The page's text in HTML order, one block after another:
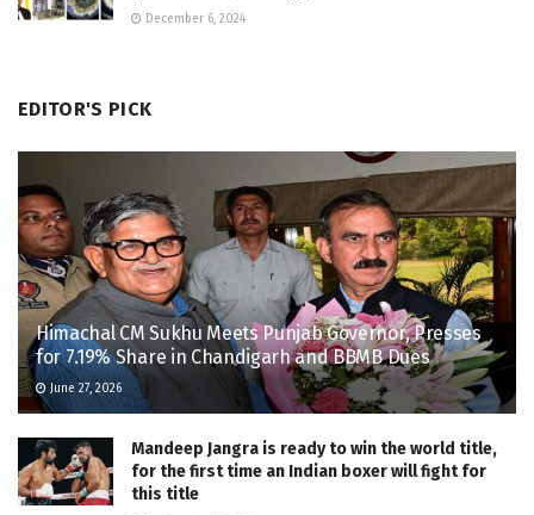
December 6, 2024
EDITOR'S PICK
Himachal CM Sukhu Meets Punjab Governor, Presses
for 7.19% Share in Chandigarh and BBMB Dues
June 27, 2026
Mandeep Jangra is ready to win the world title,
for the first time an Indian boxer will fight for
this title